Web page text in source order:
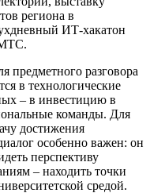
региона в
ИТ-хакатон
МТС.
предметного разговора
в технологические
– в инвестицию в
команды. Для
достижения
особенно важен: он
перспективу
– находить точки
средой.